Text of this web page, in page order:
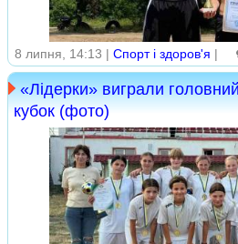
8 липня, 14:13 | Спорт і здоров'я |
«Лідерки» виграли
кубок (фото)